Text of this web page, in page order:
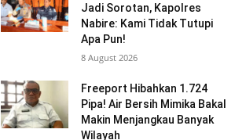
Jadi Sorotan, Kapolres
Nabire: Kami Tidak Tutupi
Apa Pun!
8 August 2026
Freeport Hibahkan 1.724
Pipa! Air Bersih Mimika Bakal
Makin Menjangkau Banyak
Wilayah